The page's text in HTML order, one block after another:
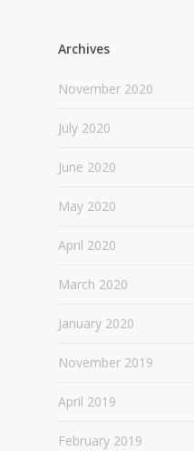
Archives
November 2020
July 2020
June 2020
May 2020
April 2020
March 2020
January 2020
November 2019
April 2019
February 2019